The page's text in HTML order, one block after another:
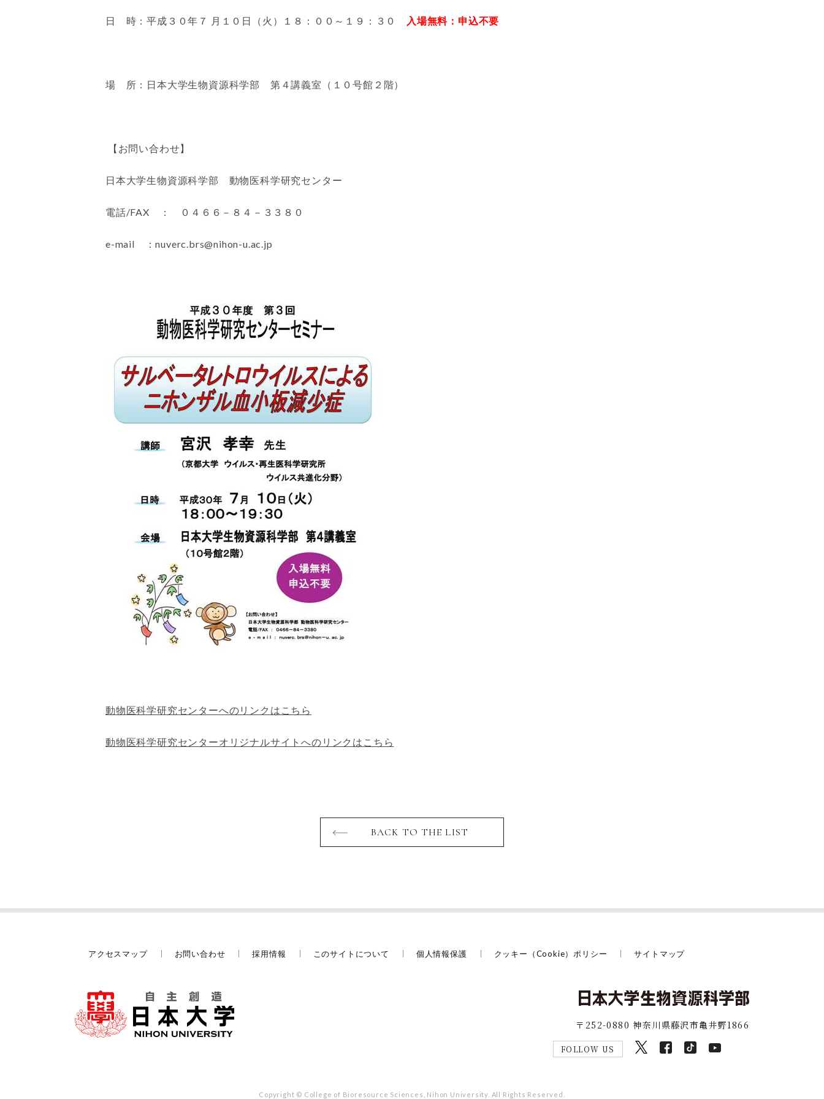
日 時：平成３０年７ 月１０日（火）１８：００～１９：３０ 入場無料：申込不要
場 所：日本大学生物資源科学部 第４講義室（１０号館２階）
【お問い合わせ】
日本大学生物資源科学部 動物医科学研究センター
電話/FAX ： ０４６６－８４－３３８０
e-mail ：nuverc.brs@nihon-u.ac.jp
動物医科学研究センターへのリンクはこちら
動物医科学研究センターオリジナルサイトへのリンクはこちら
BACK TO THE LIST
アクセスマップ お問い合わせ 採用情報 このサイトについて 個人情報保護 クッキー（Cookie）ポリシー サイトマップ
〒252-0880 神奈川県藤沢市亀井野1866
FOLLOW US
Copyright © College of Bioresource Sciences, Nihon University. All Rights Reserved.